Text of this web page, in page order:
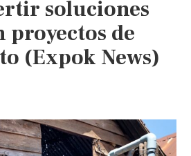
(Universidad
de
Guadalajara)
soluciones
proyectos de
(Expok News)